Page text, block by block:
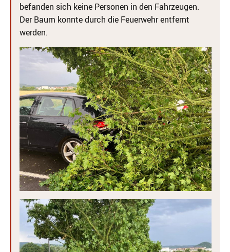
befanden sich keine Personen in den Fahrzeugen.
Der Baum konnte durch die Feuerwehr entfernt
werden.